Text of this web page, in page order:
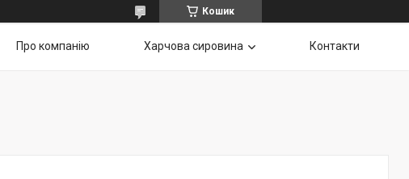
Кошик
Про компанію Харчова сировина Контакти